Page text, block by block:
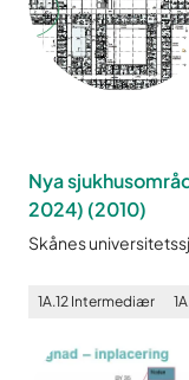
Nya
2024) (2010)
Skånes
1A.12 Intermediær